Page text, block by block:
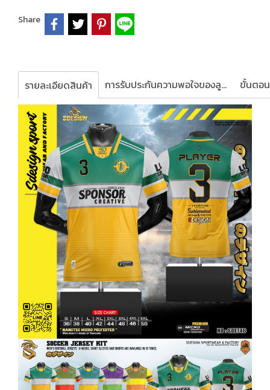
Share
รายละเอียดสินค้า การรับประกันความพอใจของลูกค้า